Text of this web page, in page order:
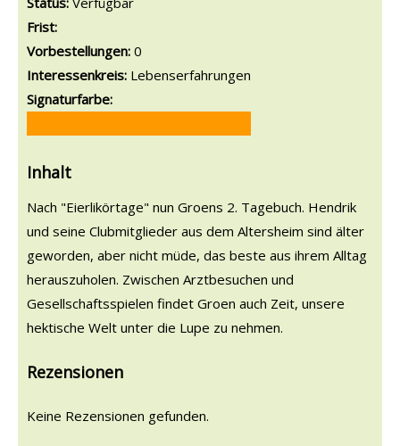
Frist:
Vorbestellungen: 0
Interessenkreis: Lebenserfahrungen
Signaturfarbe:
Inhalt
Nach "Eierlikörtage" nun Groens 2. Tagebuch. Hendrik
und seine Clubmitglieder aus dem Altersheim sind älter
geworden, aber nicht müde, das beste aus ihrem Alltag
herauszuholen. Zwischen Arztbesuchen und
Gesellschaftsspielen findet Groen auch Zeit, unsere
hektische Welt unter die Lupe zu nehmen.
Rezensionen
Keine Rezensionen gefunden.